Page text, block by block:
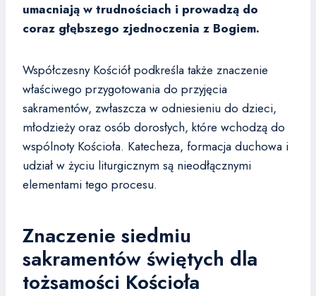
umacniają w trudnościach i prowadzą do
coraz głębszego zjednoczenia z Bogiem.
Współczesny Kościół podkreśla także znaczenie
właściwego przygotowania do przyjęcia
sakramentów, zwłaszcza w odniesieniu do dzieci,
młodzieży oraz osób dorosłych, które wchodzą do
wspólnoty Kościoła. Katecheza, formacja duchowa i
udział w życiu liturgicznym są nieodłącznymi
elementami tego procesu.
Znaczenie siedmiu
sakramentów świętych dla
tożsamości Kościoła